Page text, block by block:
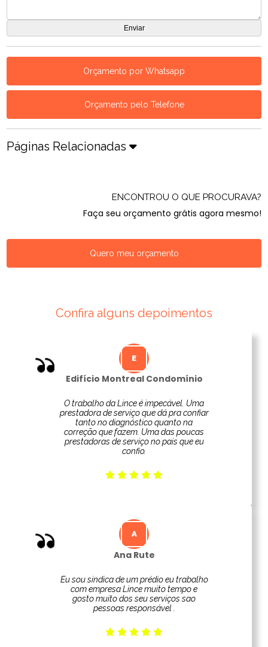
Orçamento por Whatsapp
Orçamento pelo Telefone
Páginas Relacionadas
ENCONTROU O QUE PROCURAVA?
Faça seu orçamento grátis agora mesmo!
Quero meu orçamento
Confira alguns depoimentos
Edifício Montreal Condomínio
O trabalho da Lince é impecável. Uma
prestadora de serviço que dá pra confiar
tanto no diagnóstico quanto na
correção que fazem. Uma das poucas
prestadoras de serviço no pais que eu
confio.
Ana Rute
Eu sou sindica de um prédio eu trabalho
com empresa Lince muito tempo e
gosto muito dos seu serviços sao
pessoas responsável .